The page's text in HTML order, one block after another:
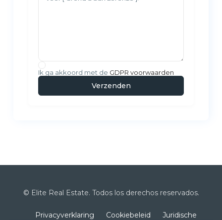
Ik ga akkoord met de GDPR voorwaarden
© Elite Real Estate. Todos los derechos reservados.
Privacyverklaring Cookiebeleid Juridische